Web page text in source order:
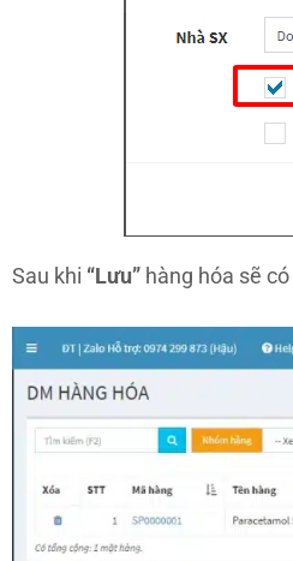
Sau khi “Lưu” hàng hóa sẽ có